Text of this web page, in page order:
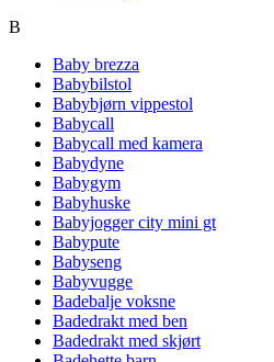
B
Baby brezza
Babybilstol
Babybjørn vippestol
Babycall
Babycall med kamera
Babydyne
Babygym
Babyhuske
Babyjogger city mini gt
Babypute
Babyseng
Babyvugge
Badebalje voksne
Badedrakt med ben
Badedrakt med skjørt